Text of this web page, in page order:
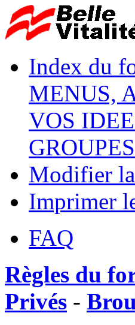
Index du
MENUS,
VOS
Modifier
Imprimer
FAQ
Règles du
Privés -